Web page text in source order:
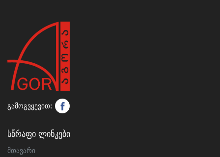
გამოგვყევით:
Სწრაფი Ლინკები
მთავარი